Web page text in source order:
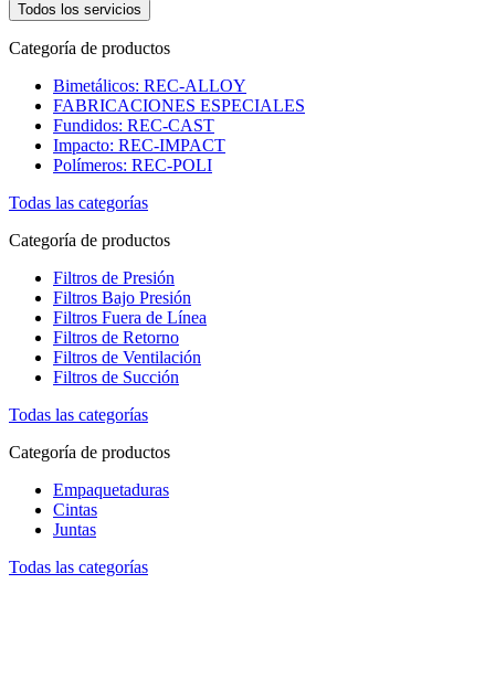
Todos los servicios
Categoría de productos
Bimetálicos: REC-ALLOY
FABRICACIONES ESPECIALES
Fundidos: REC-CAST
Impacto: REC-IMPACT
Polímeros: REC-POLI
Todas las categorías
Categoría de productos
Filtros de Presión
Filtros Bajo Presión
Filtros Fuera de Línea
Filtros de Retorno
Filtros de Ventilación
Filtros de Succión
Todas las categorías
Categoría de productos
Empaquetaduras
Cintas
Juntas
Todas las categorías